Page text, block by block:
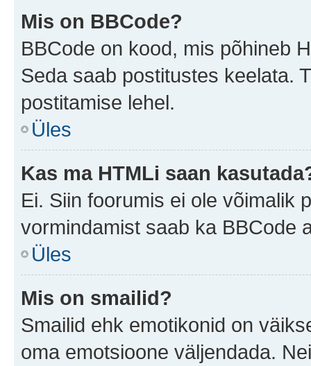
Mis on BBCode?
BBCode on kood, mis põhineb
Seda saab postitustes keelata.
postitamise lehel.
Üles
Kas ma HTMLi saan
Ei. Siin foorumis ei ole võimalik
vormindamist saab ka BBCode
Üles
Mis on smailid?
Smailid ehk emotikonid on
oma emotsioone väljendada.